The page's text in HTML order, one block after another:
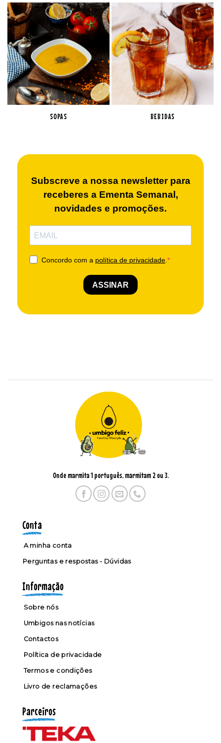
SOPAS BEBIDAS
Onde marmita 1 português, marmitam 2 ou 3.
Conta
A minha conta
Perguntas e respostas - Dúvidas
Informação
Sobre nós
Umbigos nas notícias
Contactos
Política de privacidade
Termos e condições
Livro de reclamações
Parceiros